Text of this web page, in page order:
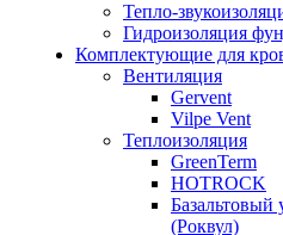
Тепло-
Гидроизоляция
Комплектующие для
Вентиляция
Gervent
Vilpe Vent
Теплоизоляция
GreenTerm
HOTROCK
Базальтовый
(Роквул)